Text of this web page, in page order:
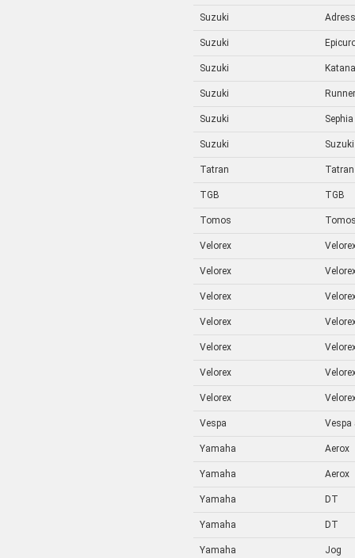
Suzuki Adress
Suzuki
Suzuki Katana
Suzuki Runner
Suzuki Sephia
Suzuki Suzuki
Tatran
TGB TGB
Tomos
Velorex
Velorex
Velorex
Velorex
Velorex
Velorex
Velorex
Vespa
Yamaha Aerox
Yamaha Aerox
Yamaha DT
Yamaha DT
Yamaha Jog